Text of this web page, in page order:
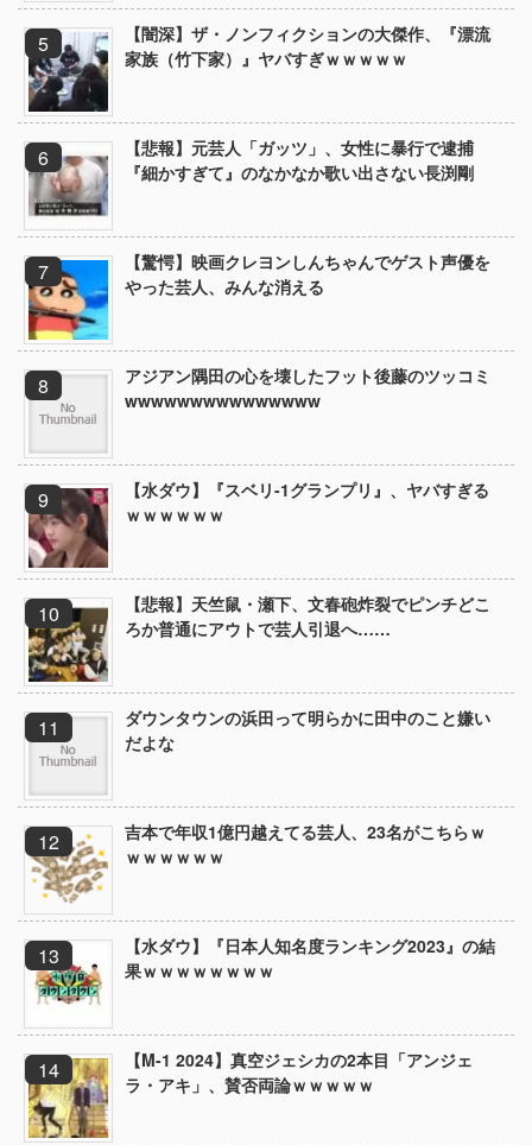
【闇深】ザ・ノンフィクションの大傑作、『漂流
家族（竹下家）』ヤバすぎｗｗｗｗｗ
【悲報】元芸人「ガッツ」、女性に暴行で逮捕
『細かすぎて』のなかなか歌い出さない長渕剛
【驚愕】映画クレヨンしんちゃんでゲスト声優を
やった芸人、みんな消える
アジアン隅田の心を壊したフット後藤のツッコミ
wwwwwwwwwwwwwww
【水ダウ】『スベリ-1グランプリ』、ヤバすぎる
ｗｗｗｗｗｗ
【悲報】天竺鼠・瀬下、文春砲炸裂でピンチどこ
ろか普通にアウトで芸人引退へ……
ダウンタウンの浜田って明らかに田中のこと嫌い
だよな
吉本で年収1億円越えてる芸人、23名がこちらｗ
ｗｗｗｗｗｗ
【水ダウ】『日本人知名度ランキング2023』の結
果ｗｗｗｗｗｗｗｗ
【M-1 2024】真空ジェシカの2本目「アンジェ
ラ・アキ」、賛否両論ｗｗｗｗｗ